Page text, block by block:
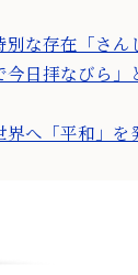
な存在「さん
今日拝なびら」
界へ「平和」を